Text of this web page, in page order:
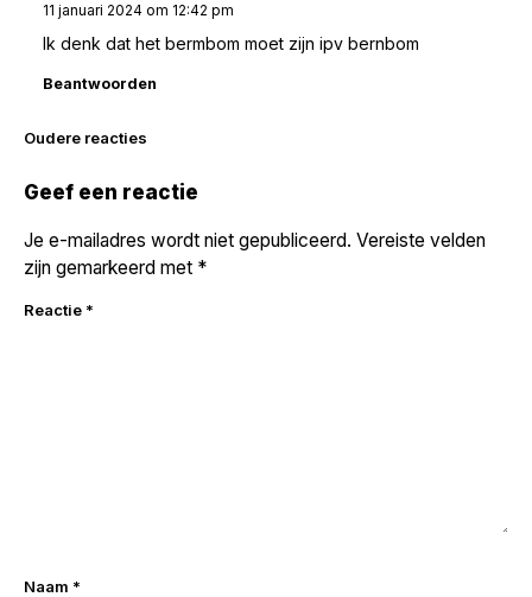
11 januari 2024 om 12:42 pm
Ik denk dat het bermbom moet zijn ipv bernbom
Beantwoorden
Reacties
navigatie
Oudere reacties
Geef een reactie
Je e-mailadres wordt niet gepubliceerd. Vereiste velden
zijn gemarkeerd met *
Reactie *
Naam *